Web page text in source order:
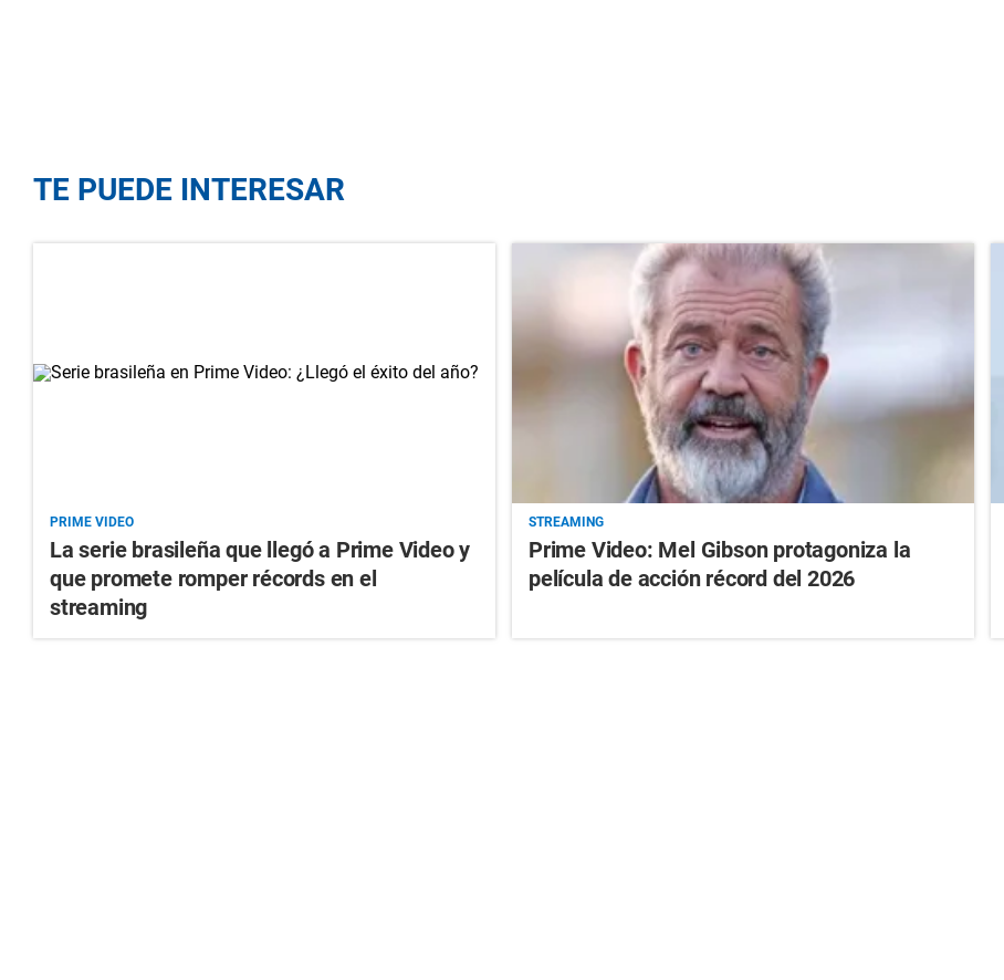
TE PUEDE INTERESAR
PRIME VIDEO
La serie brasileña que llegó a Prime Video y
que promete romper récords en el
streaming
STREAMING
Prime Video: Mel Gibson protagoniza la
película de acción récord del 2026